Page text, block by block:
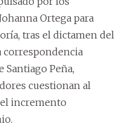
Ortega para
tras el dictamen del
correspondencia
Peña,
cuestionan al
incremento